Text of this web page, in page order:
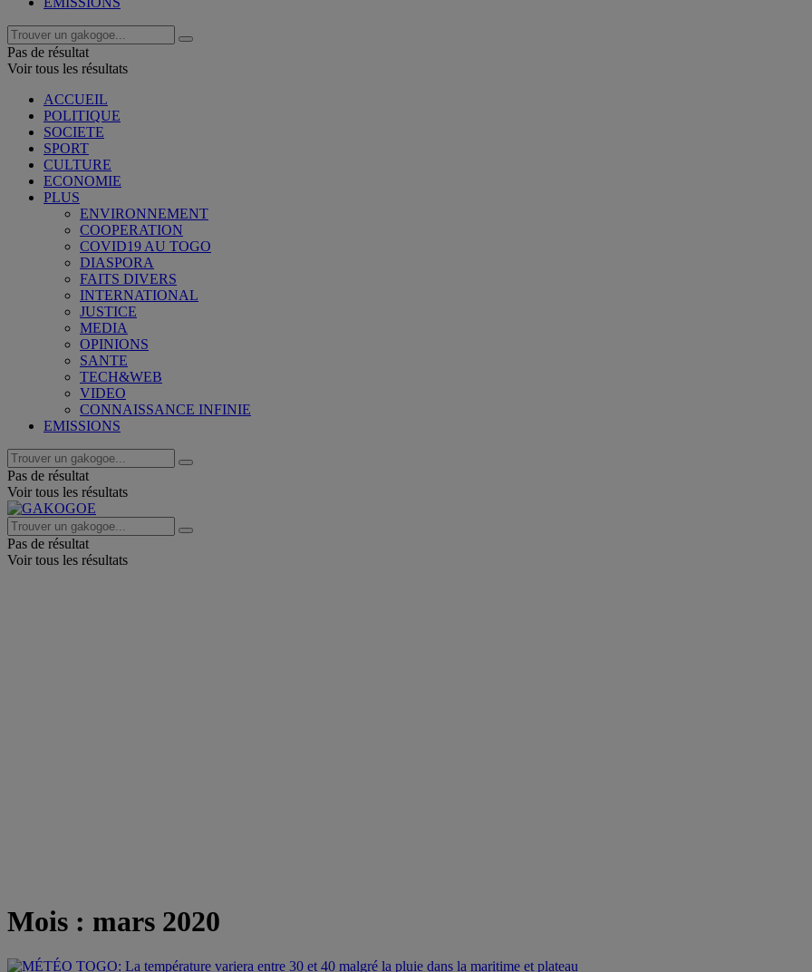
Pas de résultat
Voir tous les résultats
ACCUEIL
POLITIQUE
SOCIETE
SPORT
CULTURE
ECONOMIE
PLUS
ENVIRONNEMENT
COOPERATION
COVID19 AU TOGO
DIASPORA
FAITS DIVERS
INTERNATIONAL
JUSTICE
MEDIA
OPINIONS
SANTE
TECH&WEB
VIDEO
CONNAISSANCE INFINIE
EMISSIONS
Pas de résultat
Voir tous les résultats
Pas de résultat
Voir tous les résultats
Mois : mars 2020